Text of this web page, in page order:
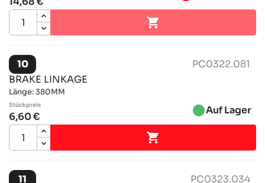

10
PC0322.081
BRAKE LINKAGE
Länge: 380MM
Stückpreis
6,60 € brightness_1Auf Lager

11
PC0323.034